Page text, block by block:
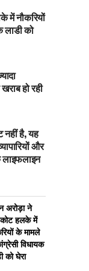
में नौकरियों
लाडी को
हो रही
है, यह
और
लाइफलाइन
अरोड़ा ने
हलके में
के मामले
विधायक
को घेरा